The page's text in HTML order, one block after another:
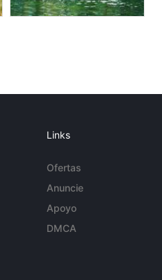
Links
Ofertas
Anuncie
Apoyo
DMCA